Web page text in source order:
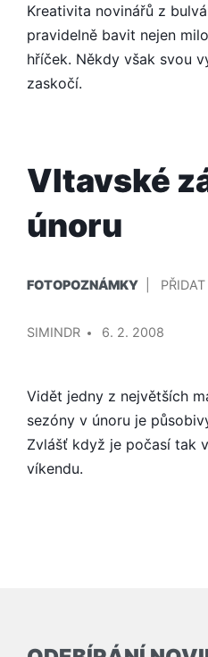
Kreativita novinářů z
pravidelně bavit nejen
hříček. Někdy však svou
zaskočí.
Vltavské
únoru
V
FOTOPOZNÁMKY
SIMINDR
6. 2. 2008
Vidět jedny z největších
sezóny v únoru je
Zvlášť když je počasí tak
víkendu.